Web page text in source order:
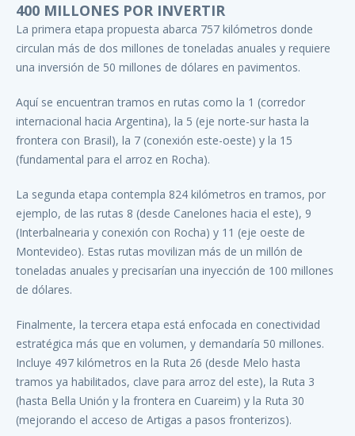
400 MILLONES POR INVERTIR
La primera etapa propuesta abarca 757 kilómetros donde
circulan más de dos millones de toneladas anuales y requiere
una inversión de 50 millones de dólares en pavimentos.
Aquí se encuentran tramos en rutas como la 1 (corredor
internacional hacia Argentina), la 5 (eje norte-sur hasta la
frontera con Brasil), la 7 (conexión este-oeste) y la 15
(fundamental para el arroz en Rocha).
La segunda etapa contempla 824 kilómetros en tramos, por
ejemplo, de las rutas 8 (desde Canelones hacia el este), 9
(Interbalnearia y conexión con Rocha) y 11 (eje oeste de
Montevideo). Estas rutas movilizan más de un millón de
toneladas anuales y precisarían una inyección de 100 millones
de dólares.
Finalmente, la tercera etapa está enfocada en conectividad
estratégica más que en volumen, y demandaría 50 millones.
Incluye 497 kilómetros en la Ruta 26 (desde Melo hasta
tramos ya habilitados, clave para arroz del este), la Ruta 3
(hasta Bella Unión y la frontera en Cuareim) y la Ruta 30
(mejorando el acceso de Artigas a pasos fronterizos).